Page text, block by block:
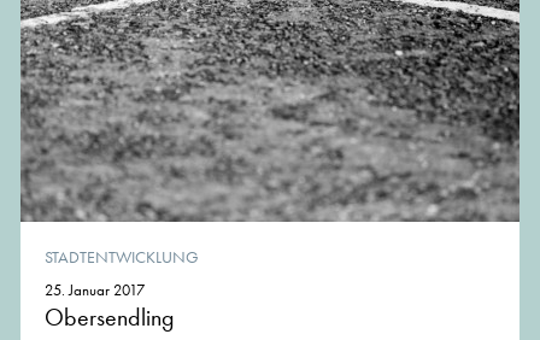
STADTENTWICKLUNG
25. Januar 2017
Obersendling